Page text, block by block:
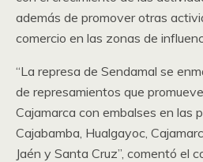
además de promover otras
comercio en las zonas de
“La represa de Sendamal se
de represamientos que
Cajamarca con embalses en las
Cajabamba, Hualgayoc,
Jaén y Santa Cruz”, comentó el